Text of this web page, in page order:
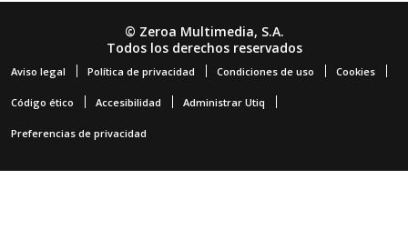
© Zeroa Multimedia, S.A.
Todos los derechos reservados
Aviso legal Política de privacidad Condiciones de uso Cookies
Código ético Accesibilidad Administrar Utiq
Preferencias de privacidad